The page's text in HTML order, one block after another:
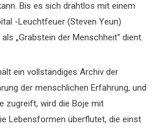
Bis es sich drahtlos mit einem
-Leuchtfeuer (Steven Yeun)
„Grabstein der Menschheit“ dient.
ein vollständiges Archiv der
der menschlichen Erfahrung, und
zugreift, wird die Boje mit
Lebensformen überflutet, die einst